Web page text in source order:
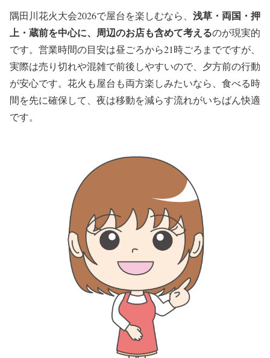
隅田川花火大会2026で屋台を楽しむなら、 浅草・両国・押
上・蔵前を中心に、周辺のお店も含めて考えるのが現実的
です。営業時間の目安は昼ごろから21時ごろまでですが、
実際は売り切れや混雑で前後しやすいので、夕方前の行動
が安心です。花火も屋台も両方楽しみたいなら、食べる時
間を先に確保して、夜は移動を減らす流れがいちばん快適
です。